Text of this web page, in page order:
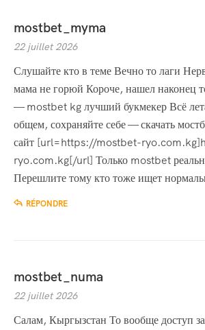
mostbet_myma
22 juillet 2026
Слушайте кто в теме Вечно то лаги
мама не горюй Короче, нашел наконец
— mostbet kg лучший букмекер Всё
общем, сохраняйте себе — скачать
сайт [url=https://mostbet-
ryo.com.kg[/url] Только mostbet
Перешлите тому кто тоже ищет
RÉPONDRE
mostbet_numa
22 juillet 2026
Салам, Кыргызстан То вообще доступ